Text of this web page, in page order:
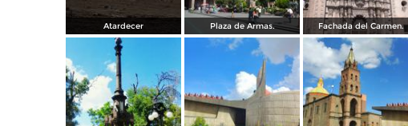
Atardecer Plaza de Armas. Fachada del Carmen.